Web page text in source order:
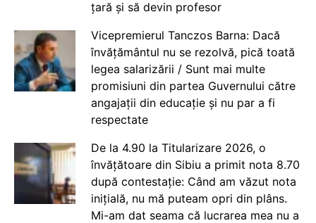
țară și să devin profesor
Vicepremierul Tanczos Barna: Dacă
învățământul nu se rezolvă, pică toată
legea salarizării / Sunt mai multe
promisiuni din partea Guvernului către
angajații din educație și nu par a fi
respectate
De la 4.90 la Titularizare 2026, o
învățătoare din Sibiu a primit nota 8.70
după contestație: Când am văzut nota
inițială, nu mă puteam opri din plâns.
Mi-am dat seama că lucrarea mea nu a